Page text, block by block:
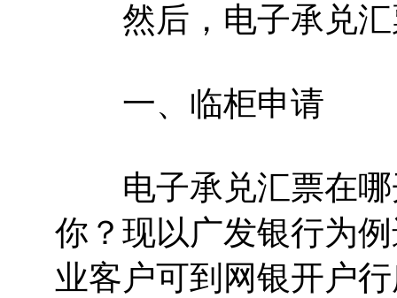
然后，电子承兑汇
一、临柜申请
电子承兑汇票在哪
你？现以广发银行为
业客户可到网银开户